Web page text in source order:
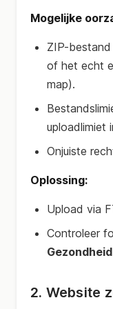
Mogelijke
ZIP-
of het echt
map).
uploadlimiet
Onjuiste
Oplossing:
Upload via
Controleer
Gezondheid
2. Website